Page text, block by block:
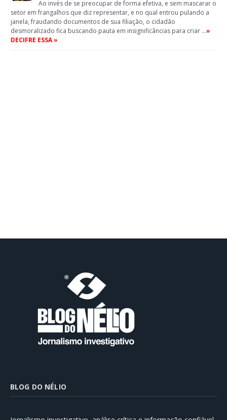
Ao invés de se preocupar de forma efetiva, e sem mascarar o
setor em frangalhos que diz representar, e no qual entrou pulando a
janela, fraudando documentos de sua filiação, o cidadão
desmoralizado fica buscando pauta em insignificâncias para criar …»
DECIFRE ESSA »
BLOG DO NÉLIO